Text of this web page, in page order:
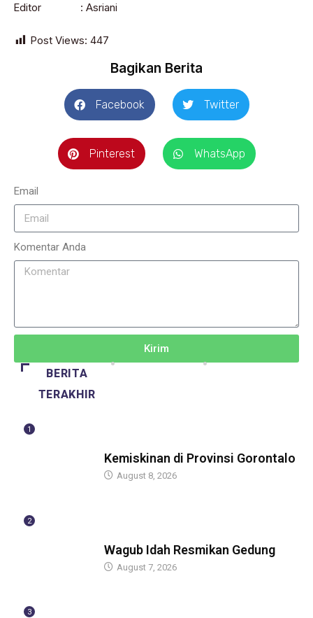
Editor : Asriani
Post Views: 447
Bagikan Berita
Facebook Twitter
Pinterest WhatsApp
Email
Komentar Anda
Kirim
BERITA
TERAKHIR
1
Kemiskinan di Provinsi Gorontalo
August 8, 2026
2
Wagub Idah Resmikan Gedung
August 7, 2026
3